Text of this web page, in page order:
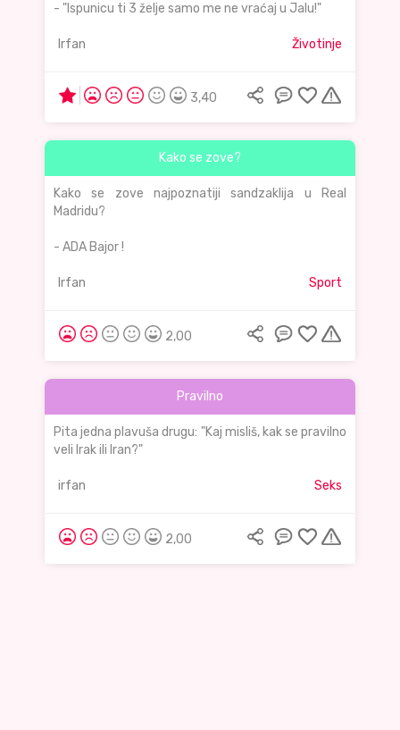
- "Ispunicu ti 3 želje samo me ne vraćaj u Jalu!"
Irfan Životinje
3,40
Kako se zove?
Kako se zove najpoznatiji sandzaklija u Real
Madridu?
- ADA Bajor !
Irfan Sport
2,00
Pravilno
Pita jedna plavuša drugu: "Kaj misliš, kak se pravilno
veli Irak ili Iran?"
irfan Seks
2,00